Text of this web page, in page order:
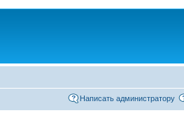
Написать администратору